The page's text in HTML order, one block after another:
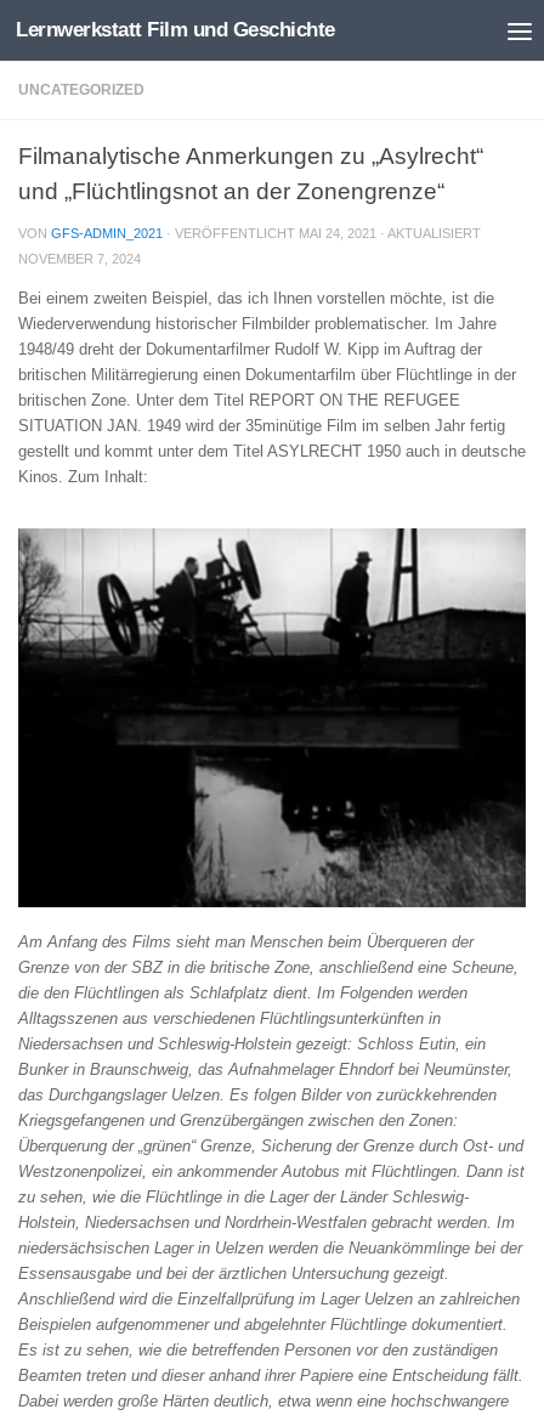
Zum Inhalt springen
Lernwerkstatt Film und Geschichte
UNCATEGORIZED
Filmanalytische Anmerkungen zu „Asylrecht“
und „Flüchtlingsnot an der Zonengrenze“
VON GFS-ADMIN_2021 · VERÖFFENTLICHT MAI 24, 2021 · AKTUALISIERT
NOVEMBER 7, 2024
Bei einem zweiten Beispiel, das ich Ihnen vorstellen möchte, ist die
Wiederverwendung historischer Filmbilder problematischer. Im Jahre
1948/49 dreht der Dokumentarfilmer Rudolf W. Kipp im Auftrag der
britischen Militärregierung einen Dokumentarfilm über Flüchtlinge in der
britischen Zone. Unter dem Titel REPORT ON THE REFUGEE
SITUATION JAN. 1949 wird der 35minütige Film im selben Jahr fertig
gestellt und kommt unter dem Titel ASYLRECHT 1950 auch in deutsche
Kinos. Zum Inhalt:
Am Anfang des Films sieht man Menschen beim Überqueren der
Grenze von der SBZ in die britische Zone, anschließend eine Scheune,
die den Flüchtlingen als Schlafplatz dient. Im Folgenden werden
Alltagsszenen aus verschiedenen Flüchtlingsunterkünften in
Niedersachsen und Schleswig-Holstein gezeigt: Schloss Eutin, ein
Bunker in Braunschweig, das Aufnahmelager Ehndorf bei Neumünster,
das Durchgangslager Uelzen. Es folgen Bilder von zurückkehrenden
Kriegsgefangenen und Grenzübergängen zwischen den Zonen:
Überquerung der „grünen“ Grenze, Sicherung der Grenze durch Ost- und
Westzonenpolizei, ein ankommender Autobus mit Flüchtlingen. Dann ist
zu sehen, wie die Flüchtlinge in die Lager der Länder Schleswig-
Holstein, Niedersachsen und Nordrhein-Westfalen gebracht werden. Im
niedersächsischen Lager in Uelzen werden die Neuankömmlinge bei der
Essensausgabe und bei der ärztlichen Untersuchung gezeigt.
Anschließend wird die Einzelfallprüfung im Lager Uelzen an zahlreichen
Beispielen aufgenommener und abgelehnter Flüchtlinge dokumentiert.
Es ist zu sehen, wie die betreffenden Personen vor den zuständigen
Beamten treten und dieser anhand ihrer Papiere eine Entscheidung fällt.
Dabei werden große Härten deutlich, etwa wenn eine hochschwangere